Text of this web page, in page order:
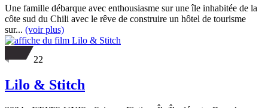
Une famille débarque avec enthousiasme sur une île inhabitée de la
côte sud du Chili avec le rêve de construire un hôtel de tourisme
sur... (voir plus)
22
Lilo & Stitch